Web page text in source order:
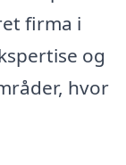
firma i
og
hvor